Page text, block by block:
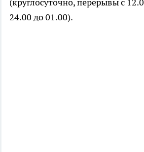
24.00 до 01.00).